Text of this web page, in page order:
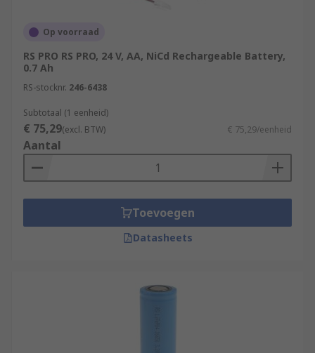
Op voorraad
RS PRO RS PRO, 24 V, AA, NiCd Rechargeable Battery,
0.7 Ah
RS-stocknr. 246-6438
Subtotaal (1 eenheid)
€ 75,29(excl. BTW) € 75,29/eenheid
Aantal
Toevoegen
Datasheets